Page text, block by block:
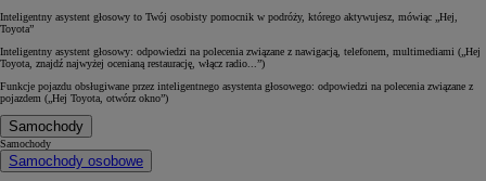
Inteligentny asystent głosowy to Twój osobisty pomocnik w podróży, którego aktywujesz, mówiąc „Hej,
Toyota”
Inteligentny asystent głosowy: odpowiedzi na polecenia związane z nawigacją, telefonem, multimediami („Hej
Toyota, znajdź najwyżej ocenianą restaurację, włącz radio...”)
Funkcje pojazdu obsługiwane przez inteligentnego asystenta głosowego: odpowiedzi na polecenia związane z
pojazdem („Hej Toyota, otwórz okno”)
Samochody
Samochody
Samochody osobowe